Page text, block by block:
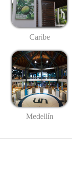
Caribe
Medellín